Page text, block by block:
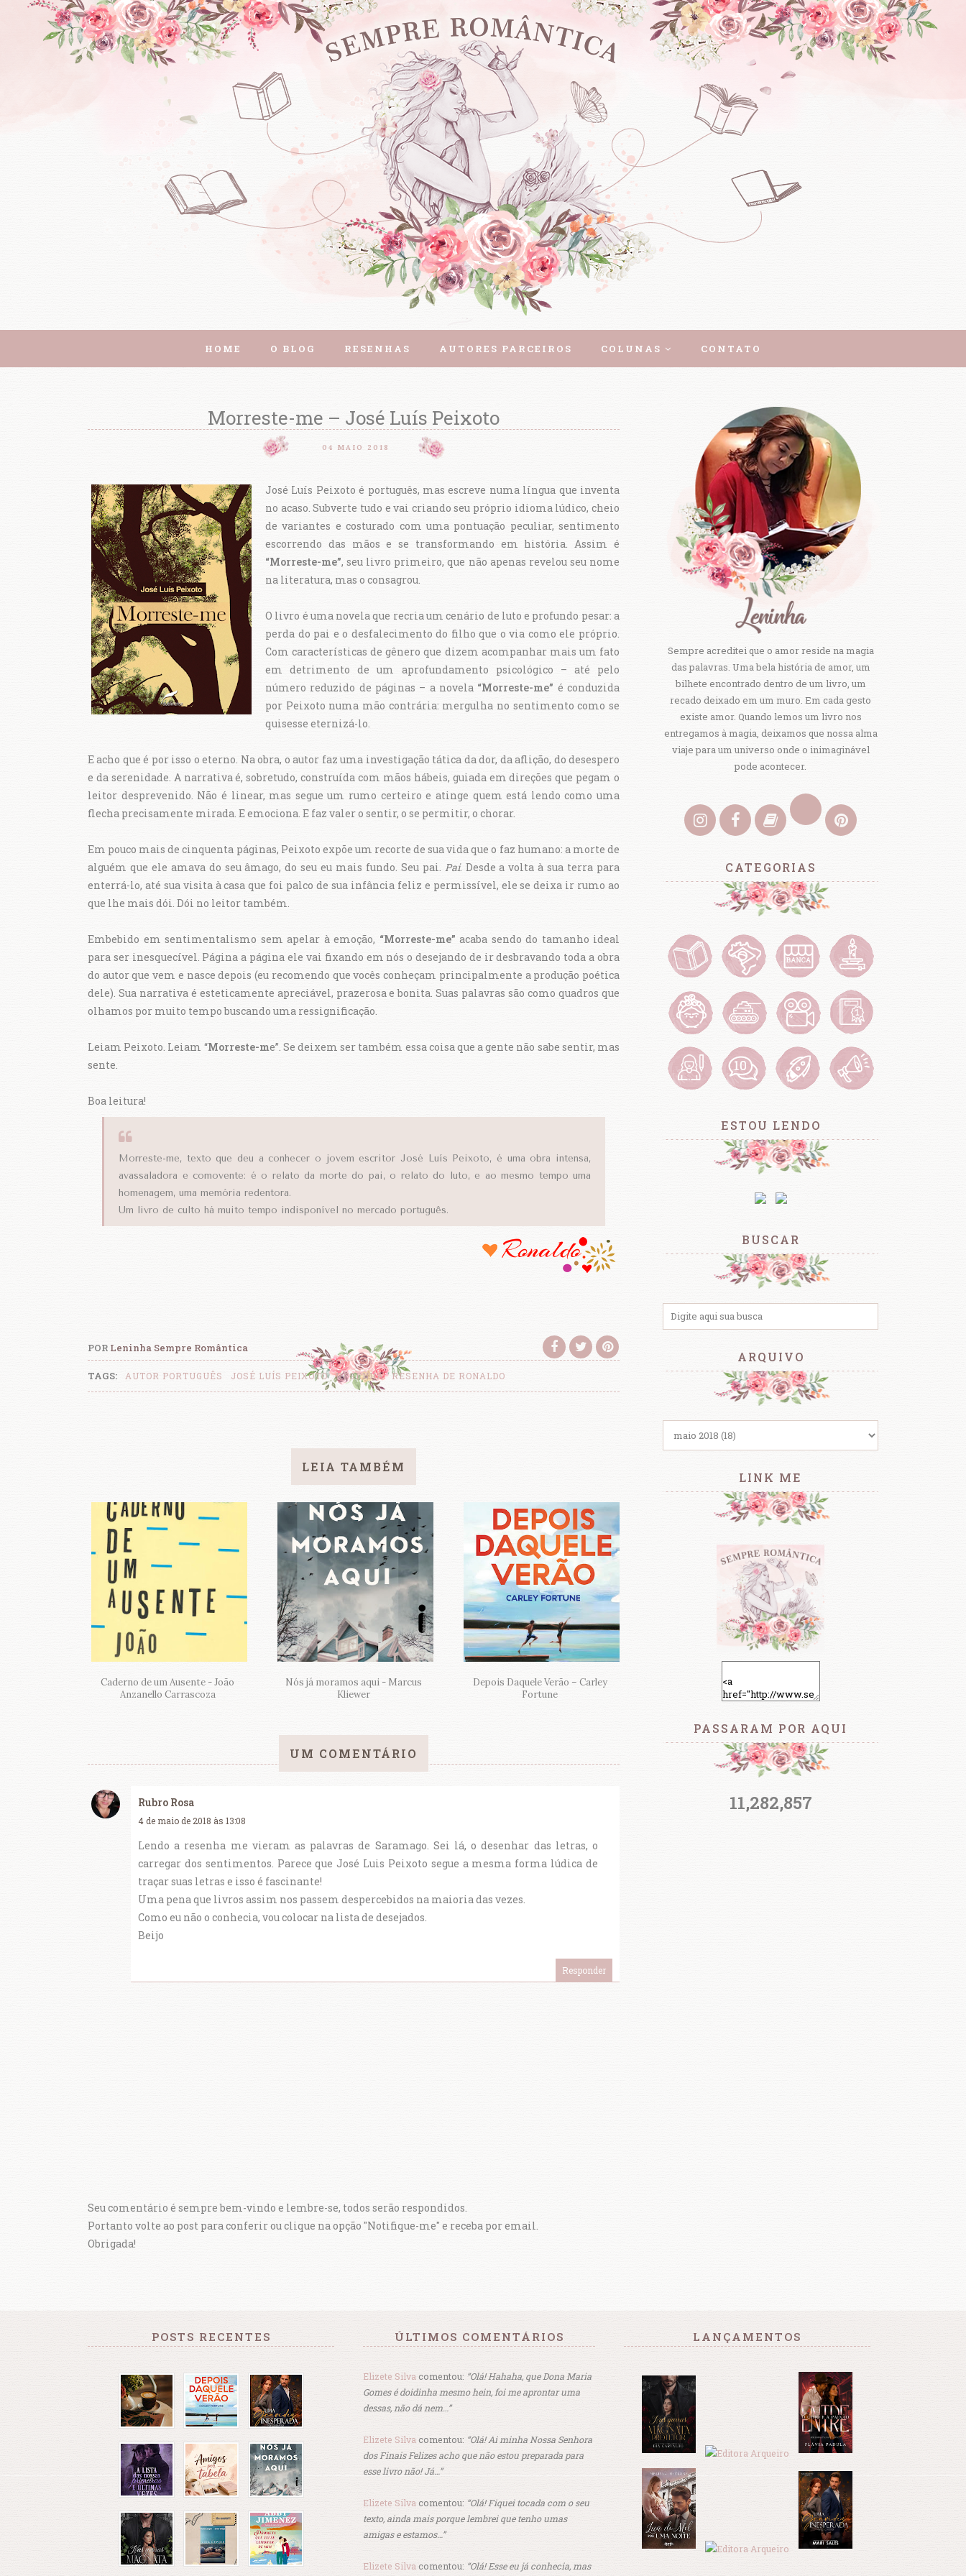
HOME O BLOG RESENHAS AUTORES PARCEIROS COLUNAS CONTATO
Morreste-me – José Luís Peixoto
04 MAIO 2018
José Luís Peixoto é português, mas escreve numa língua que inventa
no acaso. Subverte tudo e vai criando seu próprio idioma lúdico, cheio
de variantes e costurado com uma pontuação peculiar, sentimento
escorrendo das mãos e se transformando em história. Assim é
“Morreste-me”, seu livro primeiro, que não apenas revelou seu nome
na literatura, mas o consagrou.
O livro é uma novela que recria um cenário de luto e profundo pesar: a
perda do pai e o desfalecimento do filho que o via como ele próprio.
Com características de gênero que dizem acompanhar mais um fato
em detrimento de um aprofundamento psicológico – até pelo
número reduzido de páginas – a novela “Morreste-me” é conduzida
por Peixoto numa mão contrária: mergulha no sentimento como se
quisesse eternizá-lo.
E acho que é por isso o eterno. Na obra, o autor faz uma investigação tática da dor, da aflição, do desespero
e da serenidade. A narrativa é, sobretudo, construída com mãos hábeis, guiada em direções que pegam o
leitor desprevenido. Não é linear, mas segue um rumo certeiro e atinge quem está lendo como uma
flecha precisamente mirada. E emociona. E faz valer o sentir, o se permitir, o chorar.
Em pouco mais de cinquenta páginas, Peixoto expõe um recorte de sua vida que o faz humano: a morte de
alguém que ele amava do seu âmago, do seu eu mais fundo. Seu pai. Pai. Desde a volta à sua terra para
enterrá-lo, até sua visita à casa que foi palco de sua infância feliz e permissível, ele se deixa ir rumo ao
que lhe mais dói. Dói no leitor também.
Embebido em sentimentalismo sem apelar à emoção, “Morreste-me” acaba sendo do tamanho ideal
para ser inesquecível. Página a página ele vai fixando em nós o desejando de ir desbravando toda a obra
do autor que vem e nasce depois (eu recomendo que vocês conheçam principalmente a produção poética
dele). Sua narrativa é esteticamente apreciável, prazerosa e bonita. Suas palavras são como quadros que
olhamos por muito tempo buscando uma ressignificação.
Leiam Peixoto. Leiam “Morreste-me”. Se deixem ser também essa coisa que a gente não sabe sentir, mas
sente.
Boa leitura!
Morreste-me, texto que deu a conhecer o jovem escritor José Luís Peixoto, é uma obra intensa,
avassaladora e comovente: é o relato da morte do pai, o relato do luto, e ao mesmo tempo uma
homenagem, uma memória redentora.
Um livro de culto há muito tempo indisponível no mercado português.
POR Leninha Sempre Romântica
TAGS: AUTOR PORTUGUÊS JOSÉ LUÍS PEIXOTO RESENHA RESENHA DE RONALDO
LEIA TAMBÉM
Caderno de um Ausente - João
Anzanello Carrascoza
Nós já moramos aqui - Marcus
Kliewer
Depois Daquele Verão – Carley
Fortune
UM COMENTÁRIO
Rubro Rosa
4 de maio de 2018 às 13:08
Lendo a resenha me vieram as palavras de Saramago. Sei lá, o desenhar das letras, o
carregar dos sentimentos. Parece que José Luis Peixoto segue a mesma forma lúdica de
traçar suas letras e isso é fascinante!
Uma pena que livros assim nos passem despercebidos na maioria das vezes.
Como eu não o conhecia, vou colocar na lista de desejados.
Beijo
Responder
Seu comentário é sempre bem-vindo e lembre-se, todos serão respondidos.
Portanto volte ao post para conferir ou clique na opção "Notifique-me" e receba por email.
Obrigada!
Sempre acreditei que o amor reside na magia
das palavras. Uma bela história de amor, um
bilhete encontrado dentro de um livro, um
recado deixado em um muro. Em cada gesto
existe amor. Quando lemos um livro nos
entregamos à magia, deixamos que nossa alma
viaje para um universo onde o inimaginável
pode acontecer.
CATEGORIAS
ESTOU LENDO
BUSCAR
ARQUIVO
LINK ME
PASSARAM POR AQUI
11,282,857
POSTS RECENTES ÚLTIMOS COMENTÁRIOS
Elizete Silva comentou: “Olá! Hahaha, que Dona Maria
Gomes é doidinha mesmo hein, foi me aprontar uma
dessas, não dá nem…”
Elizete Silva comentou: “Olá! Ai minha Nossa Senhora
dos Finais Felizes acho que não estou preparada para
esse livro não! Já…”
Elizete Silva comentou: “Olá! Fiquei tocada com o seu
texto, ainda mais porque lembrei que tenho umas
amigas e estamos…”
Elizete Silva comentou: “Olá! Esse eu já conhecia, mas
LANÇAMENTOS